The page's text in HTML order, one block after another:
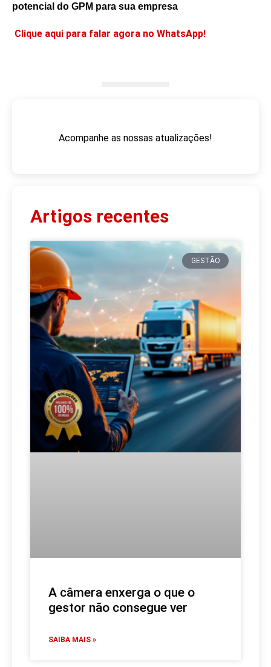
potencial do GPM para sua empresa
Clique aqui para falar agora no WhatsApp!
Acompanhe as nossas atualizações!
Artigos recentes
GESTÃO
A câmera enxerga o que o
gestor não consegue ver
SAIBA MAIS »